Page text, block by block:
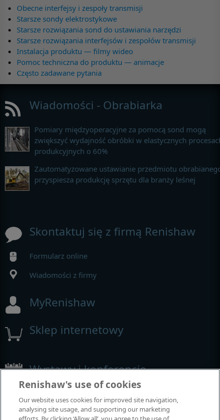
Obecne interfejsy i zespoły transmisji
Starsze sondy elektrostykowe
Starsze rozwiązania sond do ustawiania narzędzi
Starsze rozwiązania interfejsów i zespołów transmisji
Instalacja produktu — filmy wideo
Pomoc techniczna do produktu — animacje
Często zadawane pytania
Wiadomości - Obrabiarka
Pomiary międzyoperacyjne za pomocą sond mogą
zwiększyć wydajność obróbki w elastycznych
produkcyjnych o 60%
Zautomatyzowane ustawianie przedmiotu
przyspiesza produkcję sprzętu dla branży leśnej
Skontaktuj się z firmą Renishaw
Formularz online
Wiadomości z firmy
MyRenishaw
Sklep internetowy
Wystawy i konferencje
Renishaw's use of cookies
Our website uses cookies for improved site navigation,
analysing site usage, and supporting our marketing